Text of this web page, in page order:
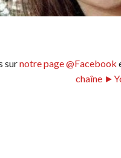
surnotre page @Facebook
chaîne